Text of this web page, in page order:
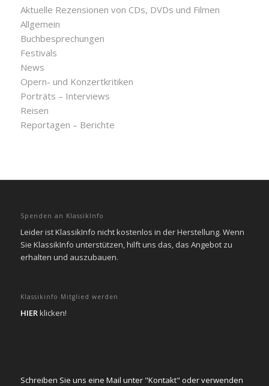
Aktuelle Rezensionen von CDs, DVDs und Filmen
Allgemein
Buchbesprechungen
Festivals
News
Opern- und Konzertkritiken
Porträts – Interviews
Reisen
Reportagen – Berichte
Spenden an KlassikInfo
Leider ist KlassikInfo nicht kostenlos in der Herstellung. Wenn
Sie KlassikInfo unterstützen, hilft uns das, das Angebot zu
erhalten und auszubauen.
Klassikinfo Mitglied werden
HIERklicken!
Schreiben Sie uns eine Mail unter "Kontakt" oder verwenden